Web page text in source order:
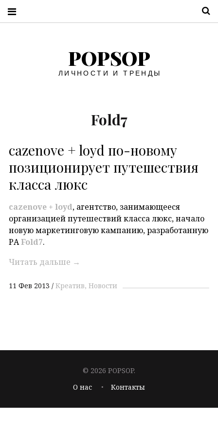
POPSOP
ЛИЧНОСТИ И ТРЕНДЫ
Fold7
cazenove + loyd по-новому
позиционирует путешествия
класса люкс
cazenove + loyd, агентство, занимающееся
организацией путешествий класса люкс, начало
новую маркетинговую кампанию, разработанную
РАFold7.
Читать дальше →
11 Фев 2013 Креатив Новости
© 2026 POPSOP.
О нас
Контакты